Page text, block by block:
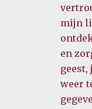
mijn
en
weer